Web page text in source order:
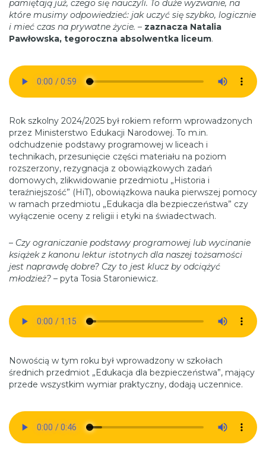
pamiętają już, czego się nauczyli. To duże wyzwanie, na
które musimy odpowiedzieć: jak uczyć się szybko, logicznie
i mieć czas na prywatne życie. – zaznacza Natalia
Pawłowska, tegoroczna absolwentka liceum.
Rok szkolny 2024/2025 był rokiem reform wprowadzonych
przez Ministerstwo Edukacji Narodowej. To m.in.
odchudzenie podstawy programowej w liceach i
technikach, przesunięcie części materiału na poziom
rozszerzony, rezygnacja z obowiązkowych zadań
domowych, zlikwidowanie przedmiotu „Historia i
teraźniejszość” (HiT), obowiązkowa nauka pierwszej pomocy
w ramach przedmiotu „Edukacja dla bezpieczeństwa” czy
wyłączenie oceny z religii i etyki na świadectwach.
– Czy ograniczanie podstawy programowej lub wycinanie
książek z kanonu lektur istotnych dla naszej tożsamości
jest naprawdę dobre? Czy to jest klucz by odciążyć
młodzież? – pyta Tosia Staroniewicz.
Nowością w tym roku był wprowadzony w szkołach
średnich przedmiot „Edukacja dla bezpieczeństwa”, mający
przede wszystkim wymiar praktyczny, dodają uczennice.